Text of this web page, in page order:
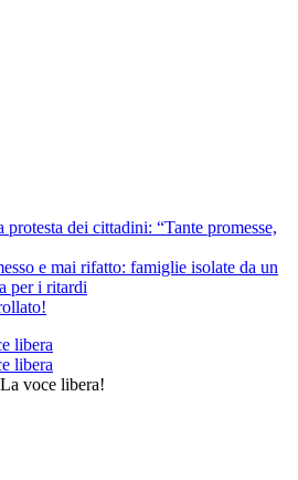
dei cittadini: “Tante promesse,
e mai rifatto: famiglie isolate da un
per i ritardi
voce libera!